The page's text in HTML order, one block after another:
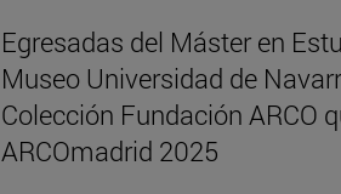
Egresadas del Máster en
Museo Universidad de
Colección Fundación ARCO
ARCOmadrid 2025